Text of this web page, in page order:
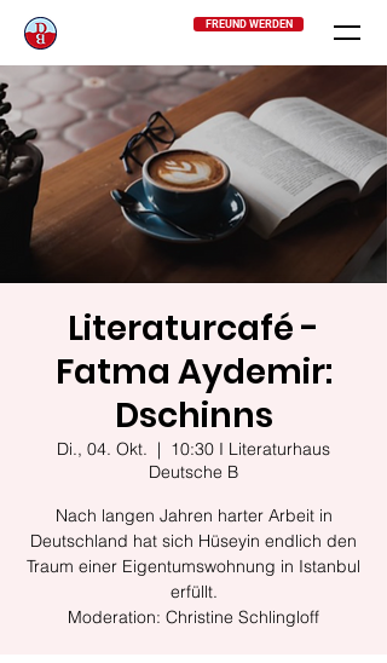
FREUND WERDEN
Literaturcafé -
Fatma Aydemir:
Dschinns
Di., 04. Okt.
  |
10:30 I Literaturhaus
Deutsche B
Nach langen Jahren harter Arbeit in
Deutschland hat sich Hüseyin endlich den
Traum einer Eigentumswohnung in Istanbul
erfüllt.
Moderation: Christine Schlingloff